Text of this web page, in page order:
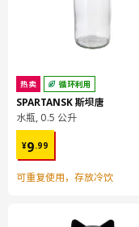
组装说明和文件
802.710.21
605.248.83
货号
802.710.21
热卖 循环利用
SPARTANSK 斯坝唐
水瓶, 0.5 公升
¥9.99
¥ 9.99
可重复使用，存放冷饮